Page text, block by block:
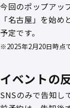
今回のポップアッ
「名古屋」を始
予定です。
※2025年2月20日時点
イベントの
SNSのみで告知し